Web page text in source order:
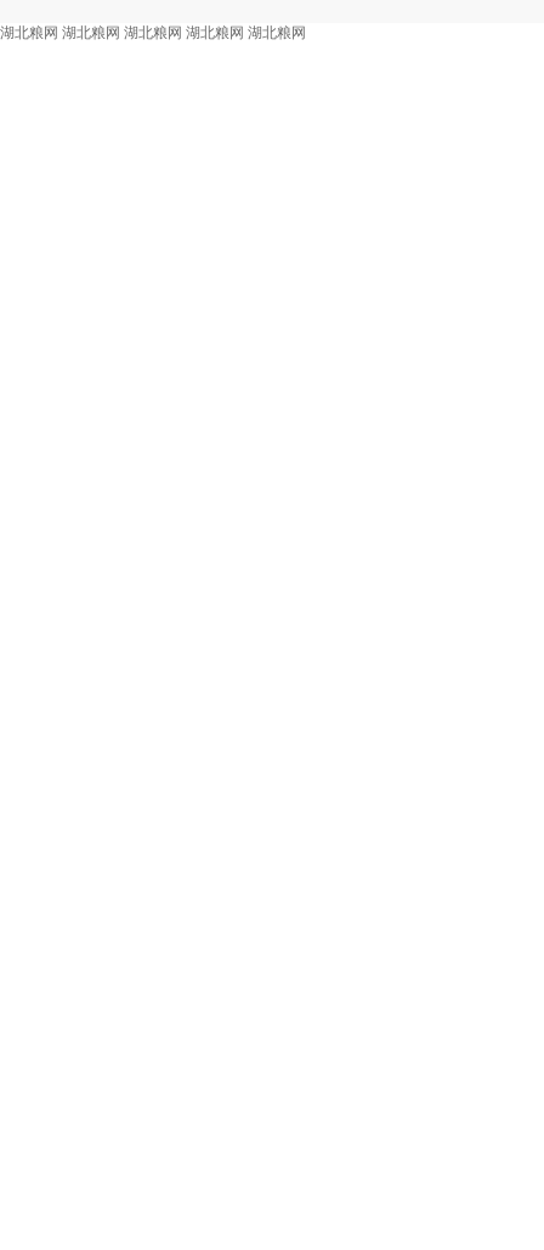
湖北粮网 湖北粮网 湖北粮网 湖北粮网 湖北粮网